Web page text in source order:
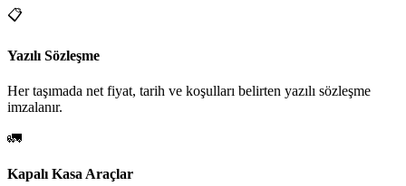
📋
Yazılı Sözleşme
Her taşımada net fiyat, tarih ve koşulları belirten yazılı sözleşme
imzalanır.
🚛
Kapalı Kasa Araçlar